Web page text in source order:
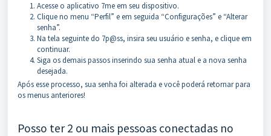
Acesse o aplicativo 7me em seu dispositivo.
Clique no menu “Perfil” e em seguida “Configurações” e “Alterar
senha”.
Na tela seguinte do 7p@ss, insira seu usuário e senha, e clique em
continuar.
Siga os demais passos inserindo sua senha atual e a nova senha
desejada.
Após esse processo, sua senha foi alterada e você poderá retornar para
os menus anteriores!
Posso ter 2 ou mais pessoas conectadas no